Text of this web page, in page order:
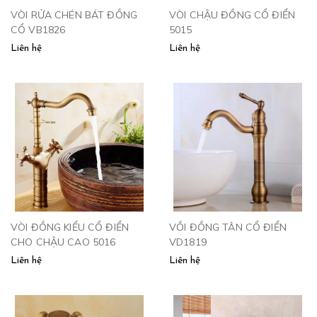
VÒI RỬA CHÉN BÁT ĐỒNG
CỔ VB1826
Liên hệ
VÒI CHẬU ĐỒNG CỔ ĐIỂN
5015
Liên hệ
VÒI ĐỒNG KIỂU CỔ ĐIỂN
CHO CHẬU CAO 5016
Liên hệ
VỒI ĐỒNG TÂN CỔ ĐIỂN
VD1819
Liên hệ